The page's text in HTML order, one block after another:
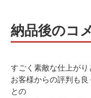
納品後のコ
すごく素敵な仕上がり
お客様からの評判も
との